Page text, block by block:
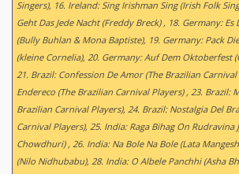
Singers), 16. Ireland: Sing Irishman Sing (Irish Folk
Geht Das Jede Nacht (Freddy Breck) , 18. Germany:
(Bully Buhlan & Mona Baptiste), 19. Germany: Pack
(kleine Cornelia), 20. Germany: Auf Dem Oktoberfest
21. Brazil: Confession De Amor (The Brazilian Carnival
Endereco (The Brazilian Carnival Players) , 23. Brazil:
Brazilian Carnival Players), 24. Brazil: Nostalgia Del
Carnival Players), 25. India: Raga Bihag On Rudravina
Chowdhuri) , 26. India: Na Bole Na Bole (Lata
(Nilo Nidhubabu), 28. India: O Albele Panchhi (Asha